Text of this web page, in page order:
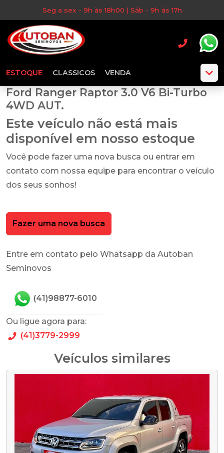
Seg a sex - 9h às 18h00 | Sáb - 9h às 17h
ESTOQUE CLASSICOS VENDA
Ford Ranger Raptor 3.0 V6 Bi-Turbo
4WD AUT.
Este veículo não está mais
disponível em nosso estoque
Você pode fazer uma nova busca ou entrar em
contato com nossa equipe para encontrar o veículo
dos seus sonhos!
Fazer uma nova busca
Entre em contato pelo Whatsapp da Autoban
Seminovos
(41)98877-6010
Ou ligue agora para:
(41)3779-2999
Veículos similares